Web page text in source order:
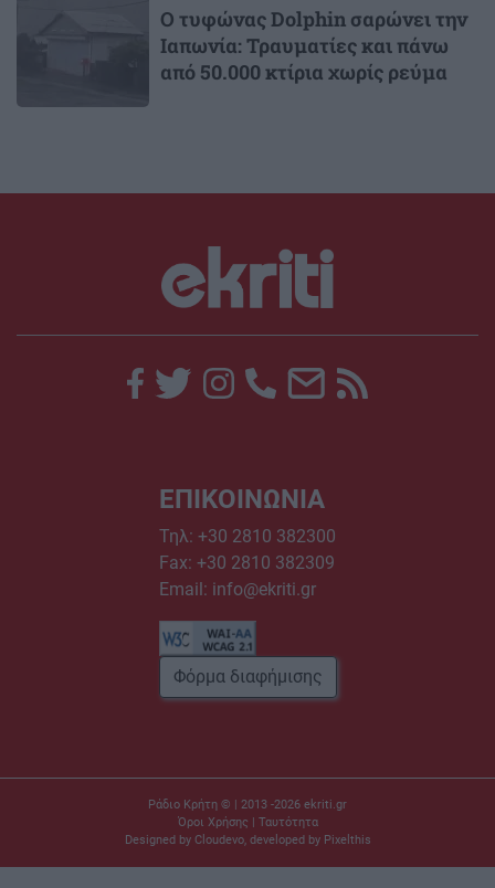
Ο τυφώνας Dolphin σαρώνει την
Ιαπωνία: Τραυματίες και πάνω
από 50.000 κτίρια χωρίς ρεύμα
ΕΠΙΚΟΙΝΩΝΙΑ
Τηλ: +30 2810 382300
Fax: +30 2810 382309
Email: info@ekriti.gr
Φόρμα διαφήμισης
Ράδιο Κρήτη © | 2013 -2026 ekriti.gr
Όροι Χρήσης
Ταυτότητα
Designed by Cloudevo, developed by Pixelthis